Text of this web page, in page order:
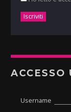
ACCESSO
Username